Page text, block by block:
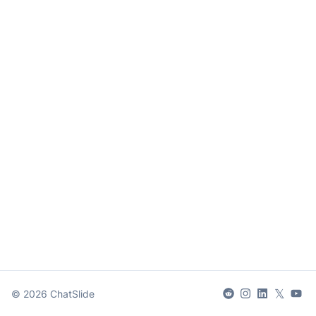
© 2026 ChatSlide 𝕏